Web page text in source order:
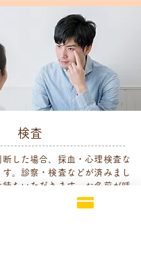
検査
した場合、採血・心理検査な
す。診察・検査などが済みまし
待ちいただきます。お名前が呼
へとお進みください。